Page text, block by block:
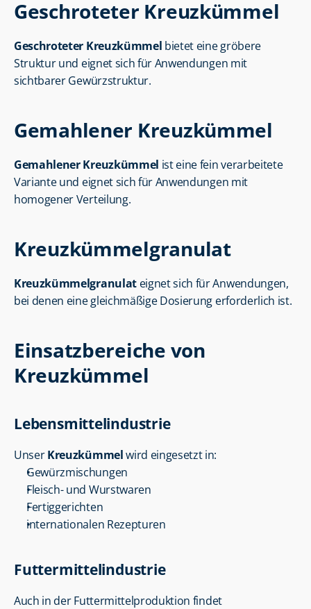
Geschroteter Kreuzkümmel
Geschroteter Kreuzkümmel bietet eine gröbere
Struktur und eignet sich für Anwendungen mit
sichtbarer Gewürzstruktur.
Gemahlener Kreuzkümmel
Gemahlener Kreuzkümmel ist eine fein verarbeitete
Variante und eignet sich für Anwendungen mit
homogener Verteilung.
Kreuzkümmelgranulat
Kreuzkümmelgranulat eignet sich für Anwendungen,
bei denen eine gleichmäßige Dosierung erforderlich ist.
Einsatzbereiche von
Kreuzkümmel
Lebensmittelindustrie
Unser Kreuzkümmel wird eingesetzt in:
Gewürzmischungen
Fleisch- und Wurstwaren
Fertiggerichten
internationalen Rezepturen
Futtermittelindustrie
Auch in der Futtermittelproduktion findet